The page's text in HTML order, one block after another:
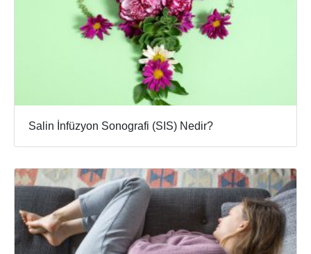
Salin İnfüzyon Sonografi (SIS) Nedir?